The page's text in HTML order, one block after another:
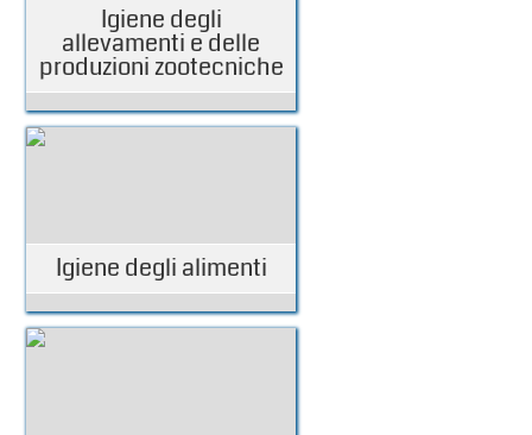
Igiene degli
allevamenti e delle
produzioni zootecniche
Igiene degli alimenti